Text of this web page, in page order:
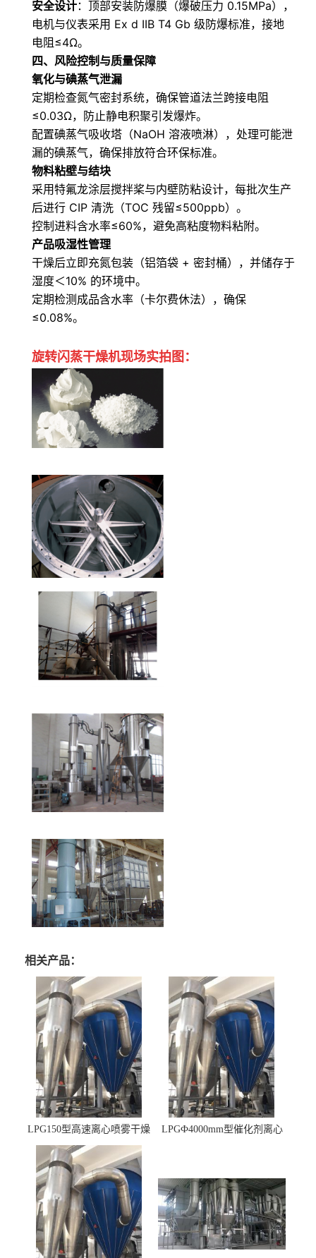
安全设计：顶部安装防爆膜（爆破压力 0.15MPa），
电机与仪表采用 Ex d IIB T4 Gb 级防爆标准，接地
电阻≤4Ω。
四、风险控制与质量保障
氧化与碘蒸气泄漏
定期检查氮气密封系统，确保管道法兰跨接电阻
≤0.03Ω，防止静电积聚引发爆炸。
配置碘蒸气吸收塔（NaOH 溶液喷淋），处理可能泄
漏的碘蒸气，确保排放符合环保标准。
物料粘壁与结块
采用特氟龙涂层搅拌桨与内壁防粘设计，每批次生产
后进行 CIP 清洗（TOC 残留≤500ppb）。
控制进料含水率≤60%，避免高粘度物料粘附。
产品吸湿性管理
干燥后立即充氮包装（铝箔袋 + 密封桶），并储存于
湿度＜10% 的环境中。
定期检测成品含水率（卡尔费休法），确保
≤0.08%。
旋转闪蒸干燥机现场实拍图：
相关产品：
LPG150型高速离心喷雾干燥
机 φ2.85m
LPGФ4000mm型催化剂离心